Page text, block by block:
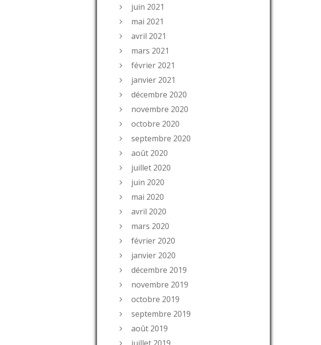
juin 2021
mai 2021
avril 2021
mars 2021
février 2021
janvier 2021
décembre 2020
novembre 2020
octobre 2020
septembre 2020
août 2020
juillet 2020
juin 2020
mai 2020
avril 2020
mars 2020
février 2020
janvier 2020
décembre 2019
novembre 2019
octobre 2019
septembre 2019
août 2019